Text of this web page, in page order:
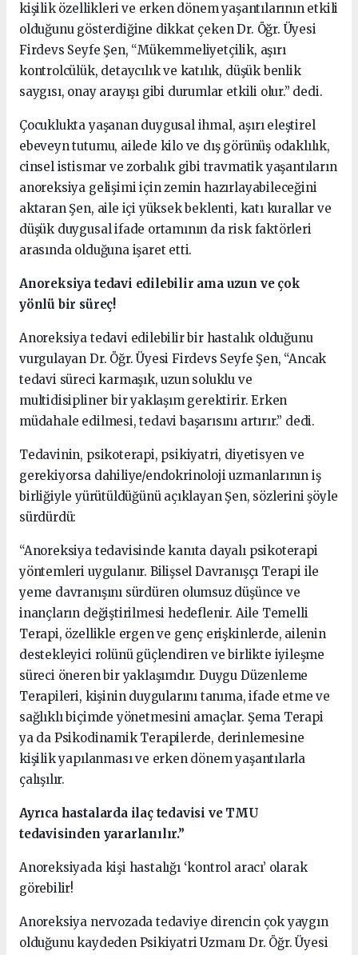
kişilik özellikleri ve erken dönem yaşantılarının etkili
olduğunu gösterdiğine dikkat çeken Dr. Öğr. Üyesi
Firdevs Seyfe Şen, “Mükemmeliyetçilik, aşırı
kontrolcülük, detaycılık ve katılık, düşük benlik
saygısı, onay arayışı gibi durumlar etkili olur.” dedi.
Çocuklukta yaşanan duygusal ihmal, aşırı eleştirel
ebeveyn tutumu, ailede kilo ve dış görünüş odaklılık,
cinsel istismar ve zorbalık gibi travmatik yaşantıların
anoreksiya gelişimi için zemin hazırlayabileceğini
aktaran Şen, aile içi yüksek beklenti, katı kurallar ve
düşük duygusal ifade ortamının da risk faktörleri
arasında olduğuna işaret etti.
Anoreksiya tedavi edilebilir ama uzun ve çok
yönlü bir süreç!
Anoreksiya tedavi edilebilir bir hastalık olduğunu
vurgulayan Dr. Öğr. Üyesi Firdevs Seyfe Şen, “Ancak
tedavi süreci karmaşık, uzun soluklu ve
multidisipliner bir yaklaşım gerektirir. Erken
müdahale edilmesi, tedavi başarısını artırır.” dedi.
Tedavinin, psikoterapi, psikiyatri, diyetisyen ve
gerekiyorsa dahiliye/endokrinoloji uzmanlarının iş
birliğiyle yürütüldüğünü açıklayan Şen, sözlerini şöyle
sürdürdü:
“Anoreksiya tedavisinde kanıta dayalı psikoterapi
yöntemleri uygulanır. Bilişsel Davranışçı Terapi ile
yeme davranışını sürdüren olumsuz düşünce ve
inançların değiştirilmesi hedeflenir. Aile Temelli
Terapi, özellikle ergen ve genç erişkinlerde, ailenin
destekleyici rolünü güçlendiren ve birlikte iyileşme
süreci öneren bir yaklaşımdır. Duygu Düzenleme
Terapileri, kişinin duygularını tanıma, ifade etme ve
sağlıklı biçimde yönetmesini amaçlar. Şema Terapi
ya da Psikodinamik Terapilerde, derinlemesine
kişilik yapılanması ve erken dönem yaşantılarla
çalışılır.
Ayrıca hastalarda ilaç tedavisi ve TMU
tedavisinden yararlanılır.”
Anoreksiyada kişi hastalığı ‘kontrol aracı’ olarak
görebilir!
Anoreksiya nervozada tedaviye direncin çok yaygın
olduğunu kaydeden Psikiyatri Uzmanı Dr. Öğr. Üyesi